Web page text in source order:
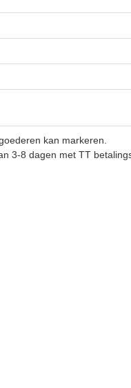
kan markeren.
3-8 dagen met TT